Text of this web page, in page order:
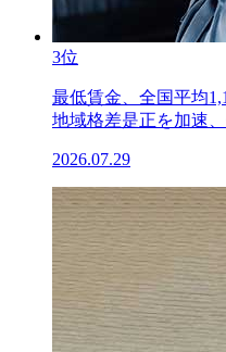
3位
最低賃金、全国平均
地域格差是正を加速
2026.07.29